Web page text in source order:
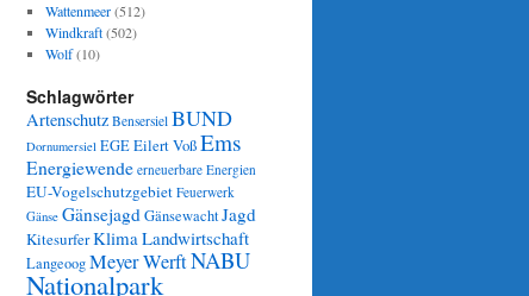
Wattenmeer(512)
Windkraft(502)
Wolf(10)
Schlagwörter
Artenschutz Bensersiel BUND
Dornumersiel EGEEilert VoßEms
Energiewende erneuerbare Energien
EU-Vogelschutzgebiet Feuerwerk
Gänse GänsejagdGänsewachtJagd
KitesurferKlimaLandwirtschaft
LangeoogMeyer WerftNABU
Nationalpark